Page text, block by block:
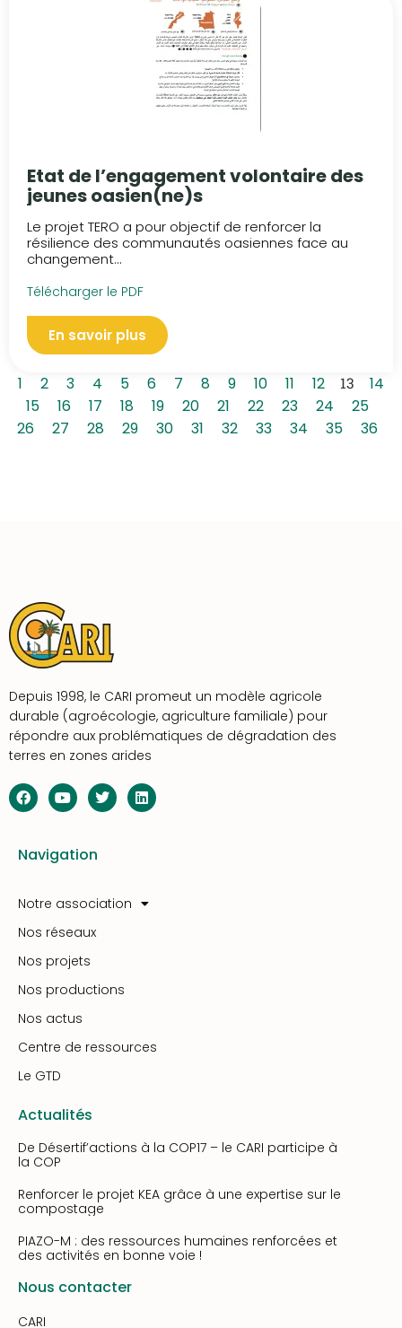
Etat de l’engagement volontaire des
jeunes oasien(ne)s
Le projet TERO a pour objectif de renforcer la
résilience des communautés oasiennes face au
changement...
Télécharger le PDF
En savoir plus
1 2 3 4 5 6 7 8 9 10 11 12 13
14
15
16 17 18 19 20 21 22 23 24
25
26
27 28 29 30 31 32 33 34 35 36
Depuis 1998, le CARI promeut un modèle agricole
durable (agroécologie, agriculture familiale) pour
répondre aux problématiques de dégradation des
terres en zones arides
Navigation
Notre association
Nos réseaux
Nos projets
Nos productions
Nos actus
Centre de ressources
Le GTD
Actualités
De Désertif’actions à la COP17 – le CARI participe à
la COP
Renforcer le projet KEA grâce à une expertise sur le
compostage
PIAZO-M : des ressources humaines renforcées et
des activités en bonne voie !
Nous contacter
CARI